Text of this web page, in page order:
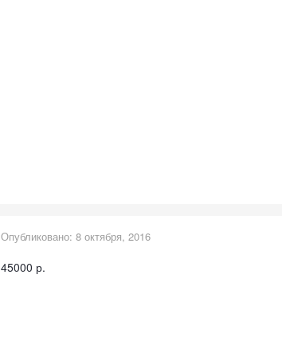
Опубликовано: 8 октября, 2016
45000 р.